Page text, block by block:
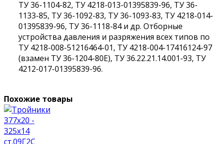
ТУ 36-1104-82, ТУ 4218-013-01395839-96, ТУ 36-
1133-85, ТУ 36-1092-83, ТУ 36-1093-83, ТУ 4218-014-
01395839-96, ТУ 36-1118-84 и др. Отборные
устройства давления и разряжения всех типов по
ТУ 4218-008-51216464-01, ТУ 4218-004-17416124-97
(взамен ТУ 36-1204-80Е), ТУ 36.22.21.14.001-93, ТУ
4212-017-01395839-96.
Похожие товары